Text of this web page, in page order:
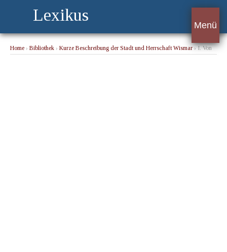
Lexikus
Menü
Home › Bibliothek › Kurze Beschreibung der Stadt und Herrschaft Wismar› I. Von